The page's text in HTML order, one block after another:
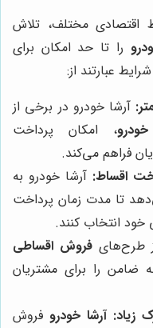
اقتصادی مختلف، تلاش
را تا حد امکان برای
عبارتند از:
آرشا خودرو در برخی از
، امکان پرداخت
فراهم می‌کند.
اقساط: آرشا خودرو به
تا مدت زمان پرداخت
خود انتخاب کنند.
طرح‌هایفروش اقساطی
ضامن را برای مشتریان
زیاد: آرشا خودرو فروش